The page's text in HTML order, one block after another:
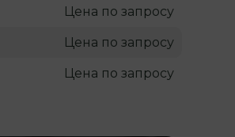
Цена по запросу
Цена по запросу
Цена по запросу